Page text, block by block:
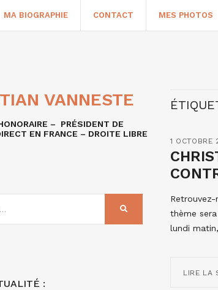
MA BIOGRAPHIE CONTACT MES PHOTOS
1 OCTOBRE
thème
lundi
LIRE LA
VANNESTE
– PRÉSIDENT DE
EN FRANCE – DROITE LIBRE
RECHERCHER
: